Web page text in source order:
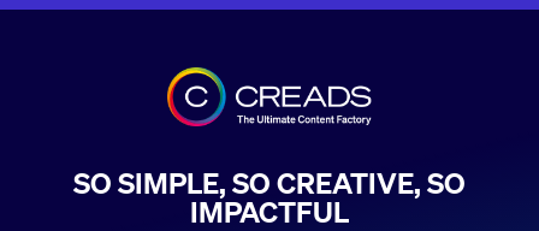
SO SIMPLE, SO CREATIVE, SO
IMPACTFUL